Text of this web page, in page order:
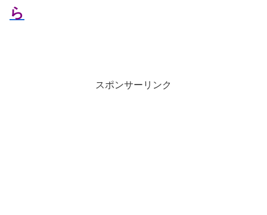
ら
スポンサーリンク